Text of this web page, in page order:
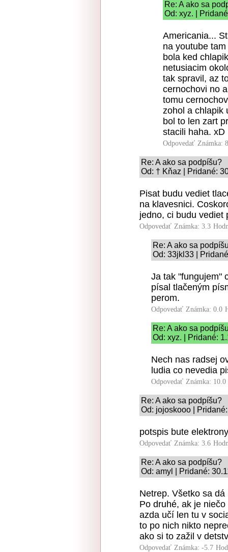
Re: A ako sa
Od: xyz. |
Americania...
na youtube
bola ked
netusiacim
tak spravil, az
cernochovi no
tomu
zohol a chlapik
bol to len zart
stacili haha. xD
Odpovedať Známka:
Re: A ako sa podpíšu?
Od: † Kňaz | Pridané:
Pisat budu vediet
na klavesnici.
jedno, ci budu vediet
Odpovedať Známka: 3.3
Re: A ako sa
Od: 33jkl33 |
Ja tak "fungujem"
písal tlačeným
perom.
Odpovedať Známka: 0.0
Re: A ako sa
Od: xyz. | Pridané:
Nech nas radsej
ludia co nevedia
Odpovedať Známka: 10.0
Re: A ako sa podpíšu?
Od: jojoskooo |
potspis bute
Odpovedať Známka: 3.6
Re: A ako sa podpíšu?
Od: amyl | Pridané:
Netrep. Všetko sa
Po druhé, ak je
azda učí len tu v
to po nich nikto
ako si to zažil v
Odpovedať Známka: -5.7